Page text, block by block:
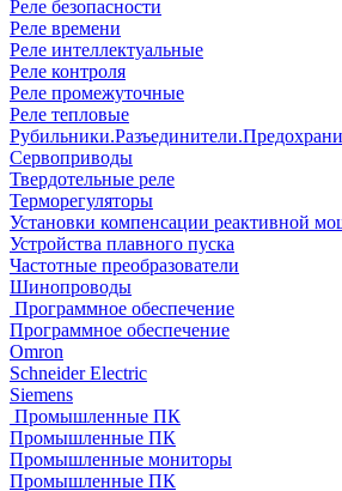
Реле безопасности
Реле времени
Реле интеллектуальные
Реле контроля
Реле промежуточные
Реле тепловые
Сервоприводы
Твердотельные реле
Терморегуляторы
Установки компенсации реактивной
Устройства плавного пуска
Частотные преобразователи
Шинопроводы
Программное обеспечение
Программное обеспечение
Omron
Schneider Electric
Siemens
Промышленные ПК
Промышленные ПК
Промышленные мониторы
Промышленные ПК